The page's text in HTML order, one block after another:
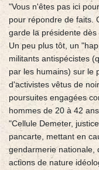
"Vous n'êtes pas ici
pour répondre de faits.
garde la présidente dès
Un peu plus tôt, un
militants antispécistes
par les humains) sur le
d'activistes vêtus de
poursuites engagées
hommes de 20 à 42 ans.
"Cellule Demeter,
pancarte, mettant en
gendarmerie nationale,
actions de nature